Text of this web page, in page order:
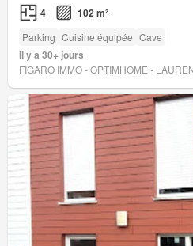
4 102 m²
Parking Cuisine équipée Cave
Il y a 30+ jours
FIGARO IMMO - OPTIMHOME -